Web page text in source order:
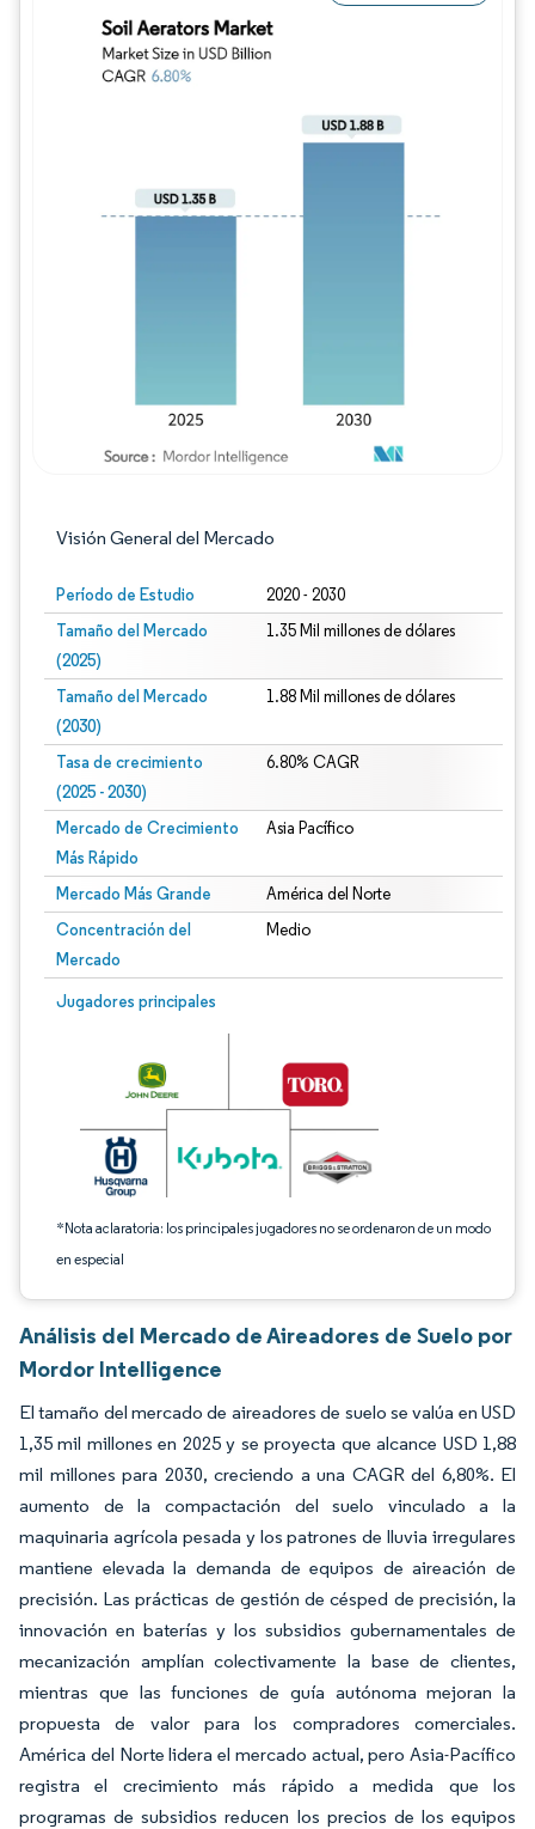
Visión General del Mercado
Período de Estudio 2020 - 2030
Tamaño del Mercado
(2025)
1.35 Mil millones de dólares
Tamaño del Mercado
(2030)
1.88 Mil millones de dólares
Tasa de crecimiento
(2025 - 2030)
6.80% CAGR
Mercado de Crecimiento
Más Rápido
Asia Pacífico
Mercado Más Grande América del Norte
Concentración del
Mercado
Medio
Jugadores principales
*Nota aclaratoria: los principales jugadores no se ordenaron de un modo
en especial
Imagen © Mordor Intelligence. El uso requiere atribución según CC BY 4.0.
Análisis del Mercado de Aireadores de Suelo por
Mordor Intelligence
El tamaño del mercado de aireadores de suelo se valúa en USD
1,35 mil millones en 2025 y se proyecta que alcance USD 1,88
mil millones para 2030, creciendo a una CAGR del 6,80%. El
aumento de la compactación del suelo vinculado a la
maquinaria agrícola pesada y los patrones de lluvia irregulares
mantiene elevada la demanda de equipos de aireación de
precisión. Las prácticas de gestión de césped de precisión, la
innovación en baterías y los subsidios gubernamentales de
mecanización amplían colectivamente la base de clientes,
mientras que las funciones de guía autónoma mejoran la
propuesta de valor para los compradores comerciales.
América del Norte lidera el mercado actual, pero Asia-Pacífico
registra el crecimiento más rápido a medida que los
programas de subsidios reducen los precios de los equipos